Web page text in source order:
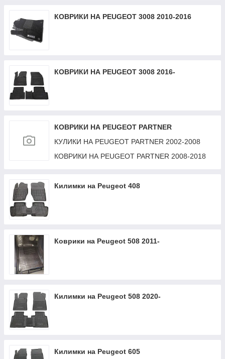
КОВРИКИ НА PEUGEOT 3008 2010-2016
КОВРИКИ НА PEUGEOT 3008 2016-
КОВРИКИ НА PEUGEOT PARTNER
КУЛИКИ НА PEUGEOT PARTNER 2002-2008
КОВРИКИ НА PEUGEOT PARTNER 2008-2018
Килимки на Peugeot 408
Коврики на Peugeot 508 2011-
Килимки на Peugeot 508 2020-
Килимки на Peugeot 605